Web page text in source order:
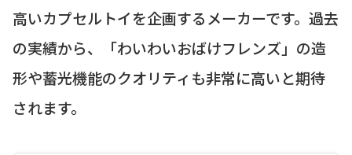
高いカプセルトイを企画するメーカーです。過去
の実績から、「わいわいおばけフレンズ」の造
形や蓄光機能のクオリティも非常に高いと期待
されます。